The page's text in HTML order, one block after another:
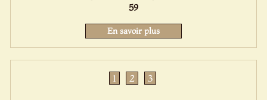
59
En savoir plus
1 2 3